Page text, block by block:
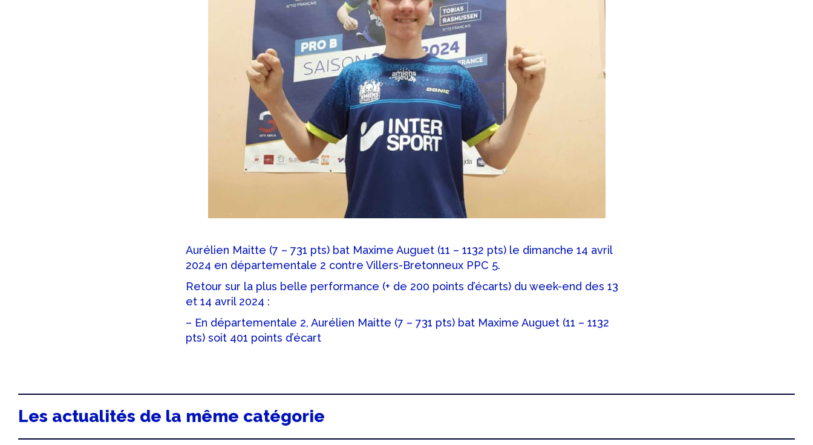
Aurélien Maitte (7 – 731 pts) bat Maxime Auguet (11 – 1132 pts) le dimanche 14 avril
2024 en départementale 2 contre Villers-Bretonneux PPC 5.
Retour sur la plus belle performance (+ de 200 points d’écarts) du week-end des 13
et 14 avril 2024 :
– En départementale 2, Aurélien Maitte (7 – 731 pts) bat Maxime Auguet (11 – 1132
pts) soit 401 points d’écart
Les actualités de la même catégorie